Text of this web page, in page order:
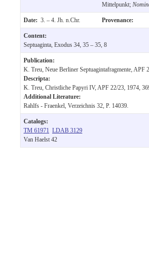
Mittelpunkt;
Date: 3. – 4. Jh. n.Chr. Provenance:
Content:
Septuaginta, Exodus 34, 35 – 35, 8
Publication:
K. Treu, Neue Berliner Septuagintafragmente, APF
Descripta:
K. Treu, Christliche Papyri IV, APF 22/23, 1974,
Additional Literature:
Rahlfs - Fraenkel, Verzeichnis 32, P. 14039.
Catalogs:
TM 61971 LDAB 3129
Van Haelst 42